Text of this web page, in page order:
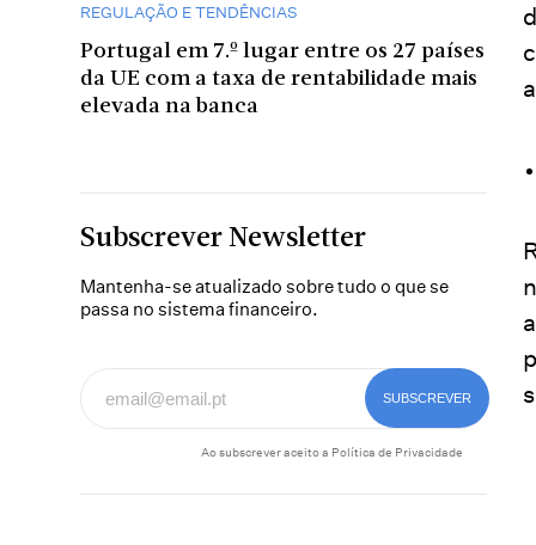
REGULAÇÃO E TENDÊNCIAS
Portugal em 7.º lugar entre os 27 países
da UE com a taxa de rentabilidade mais
elevada na banca
Subscrever Newsletter
Mantenha-se atualizado sobre tudo o que se
passa no sistema financeiro.
Ao subscrever aceito a Política de Privacidade